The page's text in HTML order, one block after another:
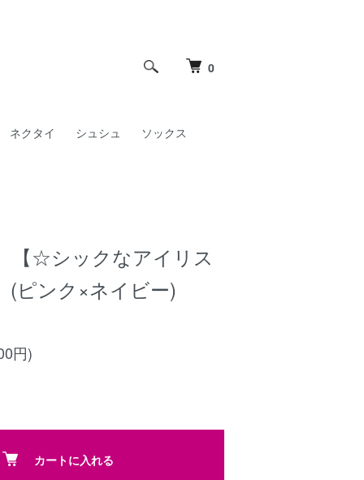
0
ネクタイ シュシュ ソックス
☆シックなアイリス
ピンク×ネイビー)
円)
カートに入れる